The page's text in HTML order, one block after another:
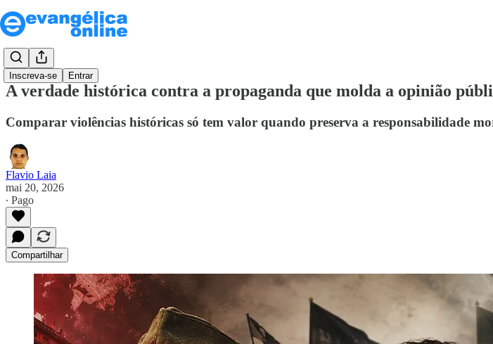
Inscreva-se Entrar
A verdade histórica contra a propaganda que molda a opinião
Comparar violências históricas só tem valor quando preserva a responsabilidade
Flavio Laia
mai 20, 2026
∙ Pago
Compartilhar